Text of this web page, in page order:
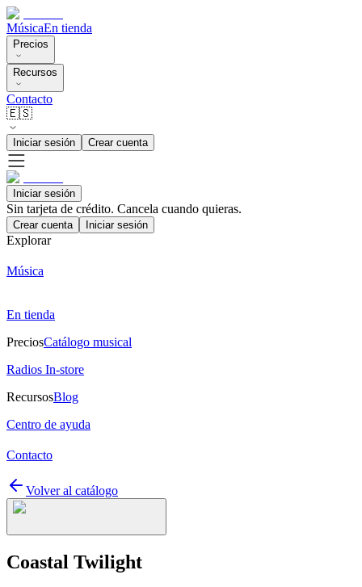
MúsicaEn tienda
Precios
Recursos
Contacto
🇪🇸
Iniciar sesión Crear cuenta
Iniciar sesión
Sin tarjeta de crédito. Cancela cuando quieras.
Crear cuenta Iniciar sesión
Explorar
Música
En tienda
PreciosCatálogo musical
Radios In-store
RecursosBlog
Centro de ayuda
Contacto
Volver al catálogo
Coastal Twilight